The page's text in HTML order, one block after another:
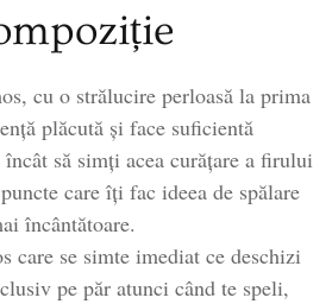
cu o strălucire perloasă la prima
plăcută și face suficientă
încât să simți acea curățare a firului
care îți fac ideea de spălare
încântătoare.
care se simte imediat ce deschizi
pe păr atunci când te speli,